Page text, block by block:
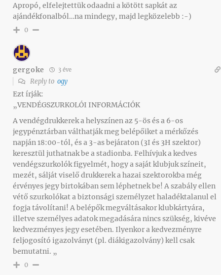
Apropó, elfelejtettük odaadni a kötött sapkát az
ajándékfonalból…na mindegy, majd legközelebb :-)
0
gergoke 3 éve
Reply to ogy
Ezt írják:
„VENDÉGSZURKOLÓI INFORMÁCIÓK
A vendégdrukkerek a helyszínen az 5-ös és a 6-os
jegypénztárban válthatják meg belépőiket a mérkőzés
napján 18:00-tól, és a 3-as bejáraton (3I és 3H szektor)
keresztül juthatnak be a stadionba. Felhívjuk a kedves
vendégszurkolók figyelmét, hogy a saját klubjuk színeit,
mezét, sálját viselő drukkerek a hazai szektorokba még
érvényes jegy birtokában sem léphetnek be! A szabály ellen
vétő szurkolókat a biztonsági személyzet haladéktalanul el
fogja távolítani! A belépők megváltásakor klubkártyára,
illetve személyes adatok megadására nincs szükség, kivéve
kedvezményes jegy esetében. Ilyenkor a kedvezményre
feljogosító igazolványt (pl. diákigazolvány) kell csak
bemutatni. „
0